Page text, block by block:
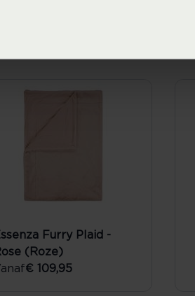
Furry Plaid -
(Roze)
€ 109,95